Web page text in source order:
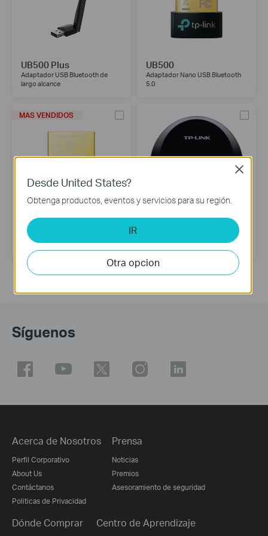
UB500 Plus
Adaptador USB Bluetooth de
largo alcance
UB500
Adaptador Nano USB Bluetooth
5.0
MAS VENDIDOS
UB400
Adaptador Nano USB Bluetooth
Síguenos
Acerca de Nosotros
Perfil Corporativo
About Us
Contáctanos
Politicas de Privacidad
Prensa
Noticias
Premios
Asesoramiento de seguridad
Dónde Comprar Centro de Aprendizaje
Desde United States?
Obtenga productos, eventos y servicios para su región.
IR
Otra opcion
Close